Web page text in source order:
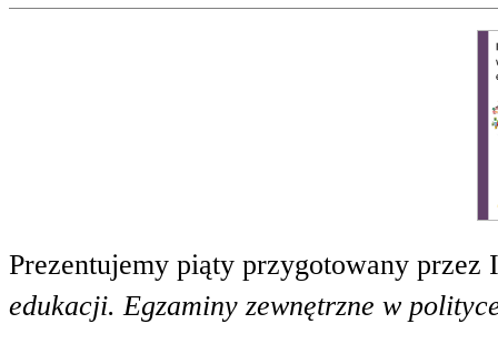
Prezentujemy piąty przygotowany
edukacji. Egzaminy zewnętrzne w